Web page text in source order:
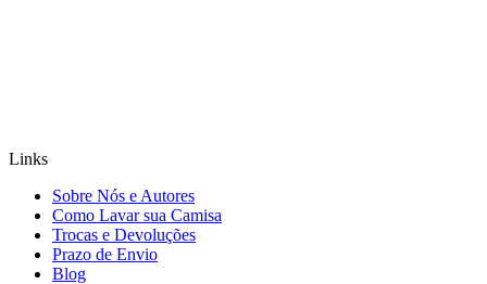
Links
Sobre Nós e Autores
Como Lavar sua Camisa
Trocas e Devoluções
Prazo de Envio
Blog